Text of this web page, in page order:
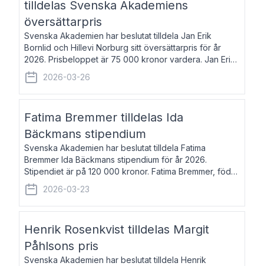
tilldelas Svenska Akademiens
översättarpris
Svenska Akademien har beslutat tilldela Jan Erik
Bornlid och Hillevi Norburg sitt översättarpris för år
2026. Prisbeloppet är 75 000 kronor vardera. Jan Erik
Bornlid, född 1947, är översättare från tyska. Han är
främst känd för sina översät
2026-03-26
Fatima Bremmer tilldelas Ida
Bäckmans stipendium
Svenska Akademien har beslutat tilldela Fatima
Bremmer Ida Bäckmans stipendium för år 2026.
Stipendiet är på 120 000 kronor. Fatima Bremmer, född
1977, är journalist och författare. Hon utkom i fjol med
boken Ligan. Klarakvarterens blodsyst
2026-03-23
Henrik Rosenkvist tilldelas Margit
Påhlsons pris
Svenska Akademien har beslutat tilldela Henrik